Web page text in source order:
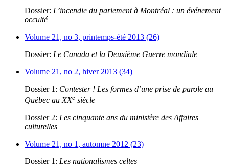
Dossier: L’incendie du parlement à Montréal : un événement
occulté
Volume 21, no 3, printemps-été 2013 (26)
Dossier: Le Canada et la Deuxième Guerre mondiale
Volume 21, no 2, hiver 2013 (34)
Dossier 1: Contester ! Les formes d’une prise de parole au
Québec au XXe siècle
Dossier 2: Les cinquante ans du ministère des Affaires
culturelles
Volume 21, no 1, automne 2012 (23)
Dossier 1: Les nationalismes celtes